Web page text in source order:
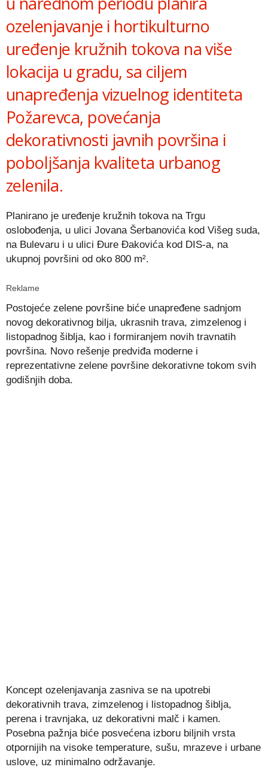
ozelenjavanje i hortikulturno
uređenje kružnih tokova na više
lokacija u gradu, sa ciljem
unapređenja vizuelnog identiteta
Požarevca, povećanja
dekorativnosti javnih površina i
poboljšanja kvaliteta urbanog
zelenila.
Planirano je uređenje kružnih tokova na Trgu
oslobođenja, u ulici Jovana Šerbanovića kod Višeg suda,
na Bulevaru i u ulici Đure Đakovića kod DIS-a, na
ukupnoj površini od oko 800 m².
Reklame
Postojeće zelene površine biće unapređene sadnjom
novog dekorativnog bilja, ukrasnih trava, zimzelenog i
listopadnog šiblja, kao i formiranjem novih travnatih
površina. Novo rešenje predviđa moderne i
reprezentativne zelene površine dekorativne tokom svih
godišnjih doba.
Koncept ozelenjavanja zasniva se na upotrebi
dekorativnih trava, zimzelenog i listopadnog šiblja,
perena i travnjaka, uz dekorativni malč i kamen.
Posebna pažnja biće posvećena izboru biljnih vrsta
otpornijih na visoke temperature, sušu, mrazeve i urbane
uslove, uz minimalno održavanje.